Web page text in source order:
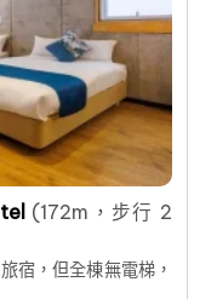
(172m，步行 2
宿，但全棟無電梯，